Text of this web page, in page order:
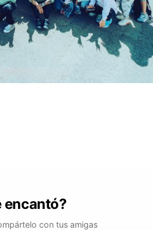
encantó?
con tus amigas